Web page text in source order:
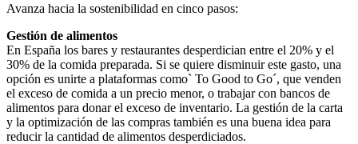
Avanza hacia la sostenibilidad en cinco pasos:
Gestión de alimentos
En España los bares y restaurantes desperdician entre el 20% y el
30% de la comida preparada. Si se quiere disminuir este gasto, una
opción es unirte a plataformas como` To Good to Go´, que venden
el exceso de comida a un precio menor, o trabajar con bancos de
alimentos para donar el exceso de inventario. La gestión de la carta
y la optimización de las compras también es una buena idea para
reducir la cantidad de alimentos desperdiciados.